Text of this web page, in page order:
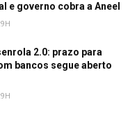
e governo cobra a Aneel
2.0: prazo para
bancos segue aberto